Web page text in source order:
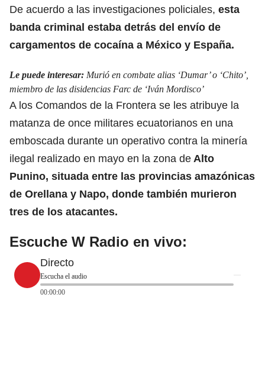
De acuerdo a las investigaciones policiales, esta
banda criminal estaba detrás del envío de
cargamentos de cocaína a México y España.
Le puede interesar: Murió en combate alias ‘Dumar’ o ‘Chito’,
miembro de las disidencias Farc de ‘Iván Mordisco’
A los Comandos de la Frontera se les atribuye la
matanza de once militares ecuatorianos en una
emboscada durante un operativo contra la minería
ilegal realizado en mayo en la zona de Alto
Punino, situada entre las provincias amazónicas
de Orellana y Napo, donde también murieron
tres de los atacantes.
Escuche W Radio en vivo:
Directo
Escucha el audio
00:00:00